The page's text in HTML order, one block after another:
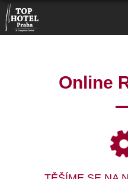
Online